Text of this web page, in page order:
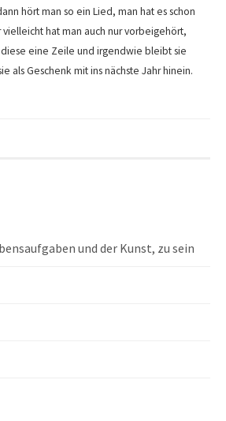
hört man so ein Lied, man hat es schon
hat man auch nur vorbeigehört,
eine Zeile und irgendwie bleibt sie
als Geschenk mit ins nächste Jahr hinein.
und der Kunst, zu sein